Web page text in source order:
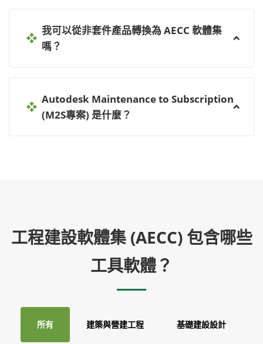
我可以從非套件產品轉換為 AECC 軟體集
嗎？
Autodesk Maintenance to Subscription
(M2S專案) 是什麼？
工程建設軟體集 (AECC) 包含哪些
工具軟體？
所有 建築與營建工程 基礎建設設計